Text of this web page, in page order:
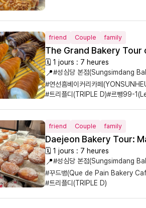
friend Couple family
The Grand Bakery Tour
🗓 1 jours : 7 heures
📍#성심당 본점(Sungsimdang
#연선흠베이커리카페
#트리플디(TRIPLE D)#르뺑99-
friend Couple family
Daejeon Bakery Tour:
🗓 1 jours : 7 heures
📍#성심당 본점(Sungsimdang
#꾸드뱅(Que de Pain Bakery
#트리플디(TRIPLE D)